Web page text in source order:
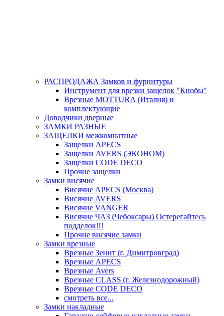
РАСПРОДАЖА Замков и фурнитуры
Инструмент для врезки защелок "Кнобы"
Врезные MOTTURA (Италия) и
комплектующие
Доводчики дверные
ЗАМКИ РАЗНЫЕ
ЗАЩЕЛКИ межкомнатные
Защелки APECS
Защелки AVERS (ЭКОНОМ)
Защелки CODE DECO
Прочие защелки
Замки висячие
Висячие APECS (Москва)
Висячие AVERS
Висячие VANGER
Висячие ЧАЗ (Чебоксары) Остерегайтесь
подделок!!!
Прочие висячие замки
Замки врезные
Врезные Зенит (г. Димитровград)
Врезные APECS
Врезные Avers
Врезные CLASS (г. Железнодорожный)
Врезные CODE DECO
смотреть все...
Замки накладные